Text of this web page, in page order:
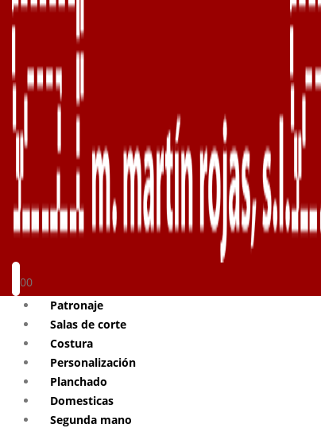
00
Patronaje
Salas de corte
Costura
Personalización
Planchado
Domesticas
Segunda mano